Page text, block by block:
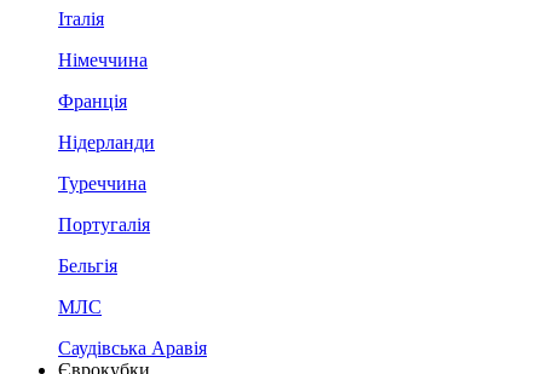
Італія
Німеччина
Франція
Нідерланди
Туреччина
Португалія
Бельгія
МЛС
Саудівська Аравія
Єврокубки